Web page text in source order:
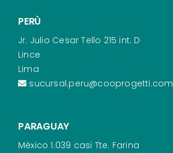
PERÙ
Jr. Julio Cesar Tello 215 int. D
Lince
Lima
sucursal.peru@cooprogetti.com
PARAGUAY
México 1.039 casi Tte. Farina